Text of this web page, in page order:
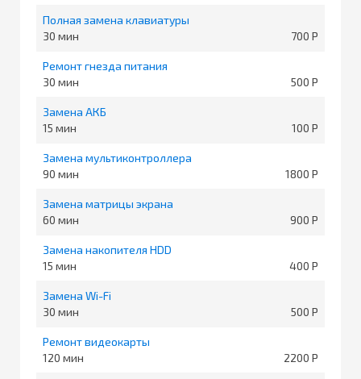
Полная замена клавиатуры
30
700
Ремонт гнезда питания
30
500
Замена АКБ
15
100
Замена мультиконтроллера
90
1800
Замена матрицы экрана
60
900
Замена накопителя HDD
15
400
Замена Wi-Fi
30
500
Ремонт видеокарты
120
2200